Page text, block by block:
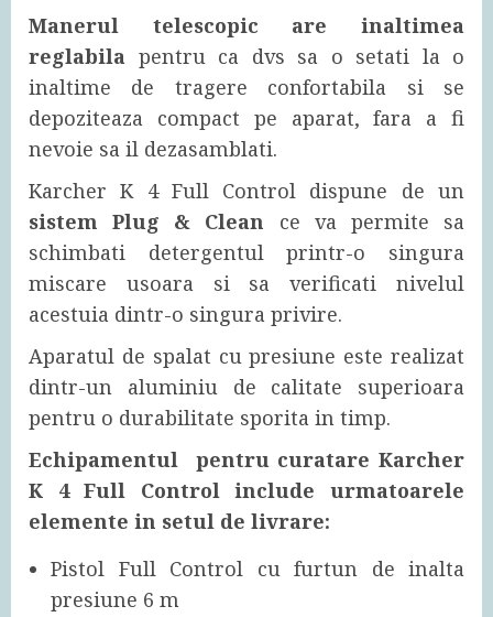
Manerul telescopic are inaltimea
reglabila pentru ca dvs sa o setati la o
inaltime de tragere confortabila si se
depoziteaza compact pe aparat, fara a fi
nevoie sa il dezasamblati.
Karcher K 4 Full Control dispune de un
sistem Plug & Clean ce va permite sa
schimbati detergentul printr-o singura
miscare usoara si sa verificati nivelul
acestuia dintr-o singura privire.
Aparatul de spalat cu presiune este realizat
dintr-un aluminiu de calitate superioara
pentru o durabilitate sporita in timp.
Echipamentul pentru curatare Karcher
K 4 Full Control include urmatoarele
elemente in setul de livrare:
Pistol Full Control cu furtun de inalta
presiune 6 m